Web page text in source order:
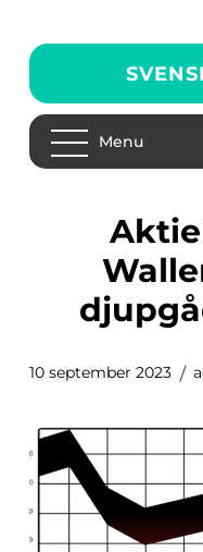
Menu
Aktiekursen för
10 september 2023